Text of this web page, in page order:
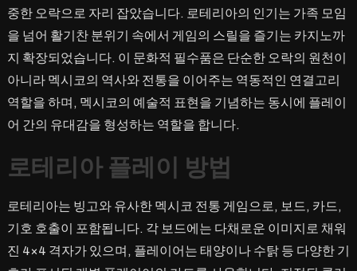
기:
코
의
사
랑
는
지
노
전
통
중한 오락으로 자리 잡았습니다. 로테리아의 인기는 가족 모임
을 넘어 활기찬 분위기 속에서 게임의 스릴을 즐기는 카지노까
지 확장되었습니다. 이 문화적 필수품은 단순한 오락의 원천이
아니라 멕시코의 역사와 전통을 이어주는 역동적인 연결고리
역할을 하며, 멕시코의 예술적 표현을 기념하는 동시에 플레이
어 간의 유대감을 형성하는 역할을 합니다.
로테리아 플레이 방법
로테리아는 빙고와 유사한 멕시코 전통 게임으로, 보드, 카드,
기호 호출이 포함됩니다. 각 보드에는 다채로운 이미지로 채워
진 4×4 격자가 있으며, 플레이어는 태양이나 수탉 등 다양한 기